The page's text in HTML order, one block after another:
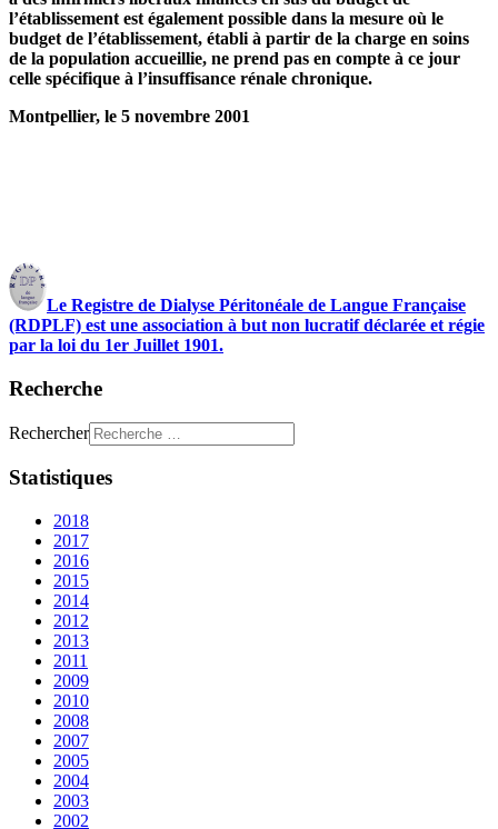
l’établissement est également possible dans la mesure où le
budget de l’établissement, établi à partir de la charge en soins
de la population accueillie, ne prend pas en compte à ce jour
celle spécifique à l’insuffisance rénale chronique.
Montpellier, le 5 novembre 2001
Le Registre de Dialyse Péritonéale de Langue Française
(RDPLF) est une association à but non lucratif déclarée et régie
par la loi du 1er Juillet 1901.
Recherche
Rechercher
Statistiques
2018
2017
2016
2015
2014
2012
2013
2011
2009
2010
2008
2007
2005
2004
2003
2002